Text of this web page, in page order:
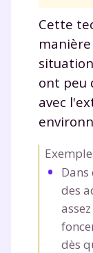
Cette
ont peu
avec
des
dès